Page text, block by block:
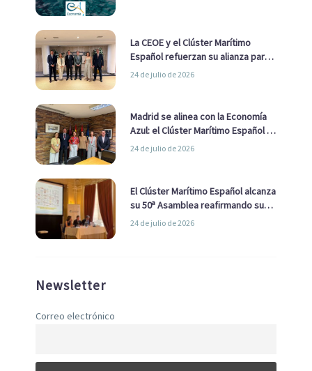
La CEOE y el Clúster Marítimo
Español refuerzan su alianza para
impulsar una estrategia Nacional
24 de julio de 2026
Madrid se alinea con la Economía
Azul: el Clúster Marítimo Español y
la Real Liga Naval avanzan alianzas
24 de julio de 2026
El Clúster Marítimo Español alcanza
su 50ª Asamblea reafirmando su
liderazgo en la Economía Azul
24 de julio de 2026
Newsletter
Correo electrónico